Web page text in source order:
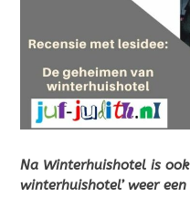
Na Winterhuishotel is
winterhuishotel’ weer